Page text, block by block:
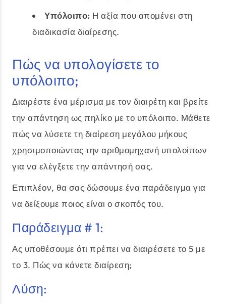
Υπόλοιπο: Η αξία που απομένει στη
διαδικασία διαίρεσης.
Πώς να υπολογίσετε το
υπόλοιπο;
Διαιρέστε ένα μέρισμα με τον διαιρέτη και βρείτε
την απάντηση ως πηλίκο με το υπόλοιπο. Μάθετε
πώς να λύσετε τη διαίρεση μεγάλου μήκους
χρησιμοποιώντας την αριθμομηχανή υπολοίπων
για να ελέγξετε την απάντησή σας.
Επιπλέον, θα σας δώσουμε ένα παράδειγμα για
να δείξουμε ποιος είναι ο σκοπός του.
Παράδειγμα # 1:
Ας υποθέσουμε ότι πρέπει να διαιρέσετε το 5 με
το 3. Πώς να κάνετε διαίρεση;
Λύση: